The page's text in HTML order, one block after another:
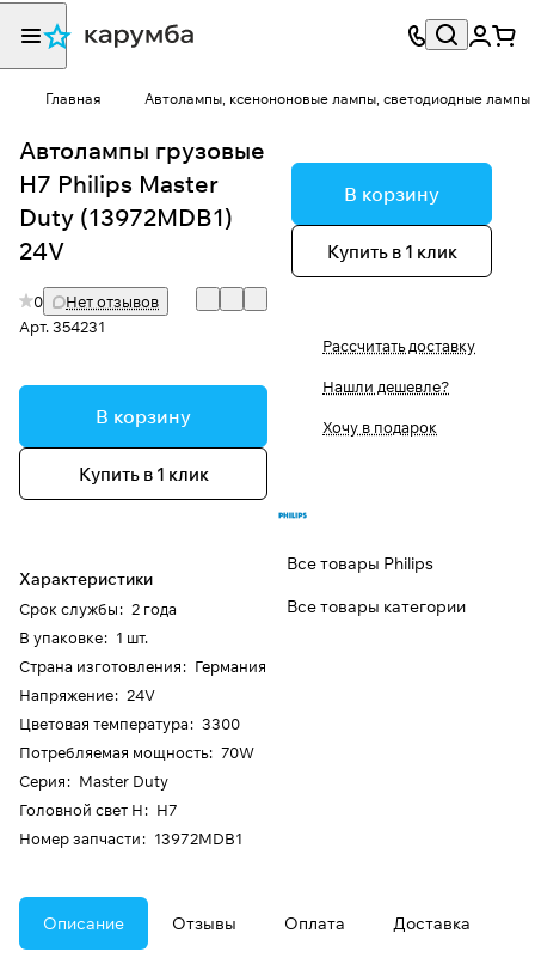
Главная Автолампы, ксенононовые лампы, светодиодные лампы
Автолампы грузовые
H7 Philips Master
Duty (13972MDB1)
24V
0
Нет отзывов
Арт.354231
В корзину
Купить в 1 клик
Характеристики
Срок службы: 2 года
В упаковке: 1 шт.
Страна изготовления: Германия
Напряжение: 24V
Цветовая температура: 3300
Потребляемая мощность: 70W
Серия: Master Duty
Головной свет H: H7
Номер запчасти: 13972MDB1
В корзину
Купить в 1 клик
Рассчитать доставку
Нашли дешевле?
Хочу в подарок
Все товары Philips
Все товары категории
Описание Отзывы Оплата Доставка